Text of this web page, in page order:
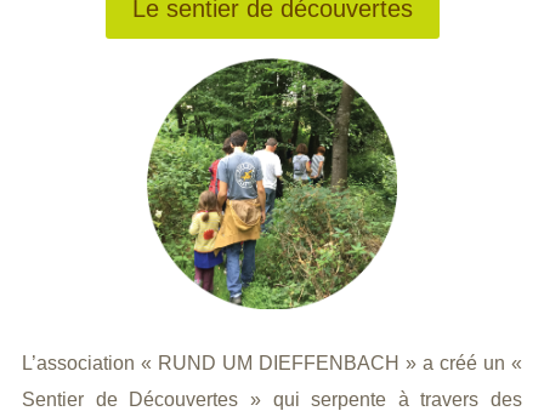
Le sentier de découvertes
L’association « RUND UM DIEFFENBACH » a créé un «
Sentier de Découvertes » qui serpente à travers des